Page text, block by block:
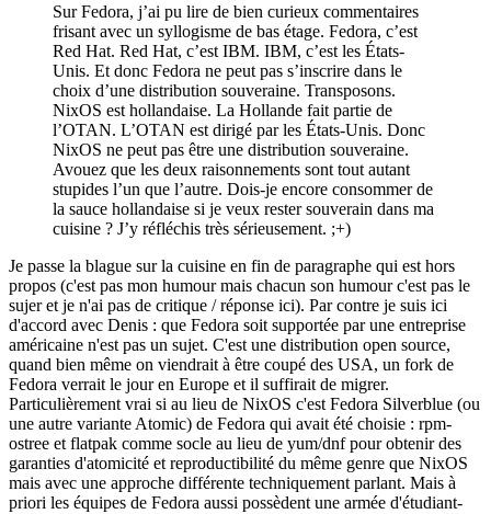
Sur Fedora, j’ai pu lire de bien curieux commentaires
frisant avec un syllogisme de bas étage. Fedora, c’est
Red Hat. Red Hat, c’est IBM. IBM, c’est les États-
Unis. Et donc Fedora ne peut pas s’inscrire dans le
choix d’une distribution souveraine. Transposons.
NixOS est hollandaise. La Hollande fait partie de
l’OTAN. L’OTAN est dirigé par les États-Unis. Donc
NixOS ne peut pas être une distribution souveraine.
Avouez que les deux raisonnements sont tout autant
stupides l’un que l’autre. Dois-je encore consommer de
la sauce hollandaise si je veux rester souverain dans ma
cuisine ? J’y réfléchis très sérieusement. ;+)
Je passe la blague sur la cuisine en fin de paragraphe qui est hors
propos (c'est pas mon humour mais chacun son humour c'est pas le
sujer et je n'ai pas de critique / réponse ici). Par contre je suis ici
d'accord avec Denis : que Fedora soit supportée par une entreprise
américaine n'est pas un sujet. C'est une distribution open source,
quand bien même on viendrait à être coupé des USA, un fork de
Fedora verrait le jour en Europe et il suffirait de migrer.
Particulièrement vrai si au lieu de NixOS c'est Fedora Silverblue (ou
une autre variante Atomic) de Fedora qui avait été choisie : rpm-
ostree et flatpak comme socle au lieu de yum/dnf pour obtenir des
garanties d'atomicité et reproductibilité du même genre que NixOS
mais avec une approche différente techniquement parlant. Mais à
priori les équipes de Fedora aussi possèdent une armée d'étudiant-